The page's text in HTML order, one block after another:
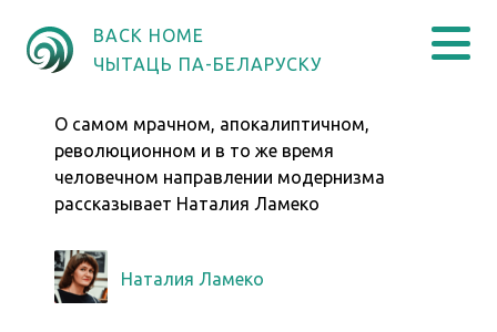
BACK HOME
ЧЫТАЦЬ ПА-БЕЛАРУСКУ
О самом мрачном, апокалиптичном,
революционном и в то же время
человечном направлении модернизма
рассказывает Наталия Ламеко
Наталия Ламеко